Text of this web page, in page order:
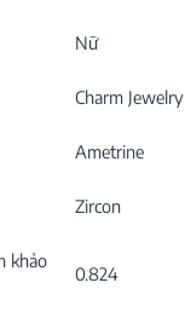
Nữ
Charm Jewelry
Ametrine
Zircon
khảo
0.824